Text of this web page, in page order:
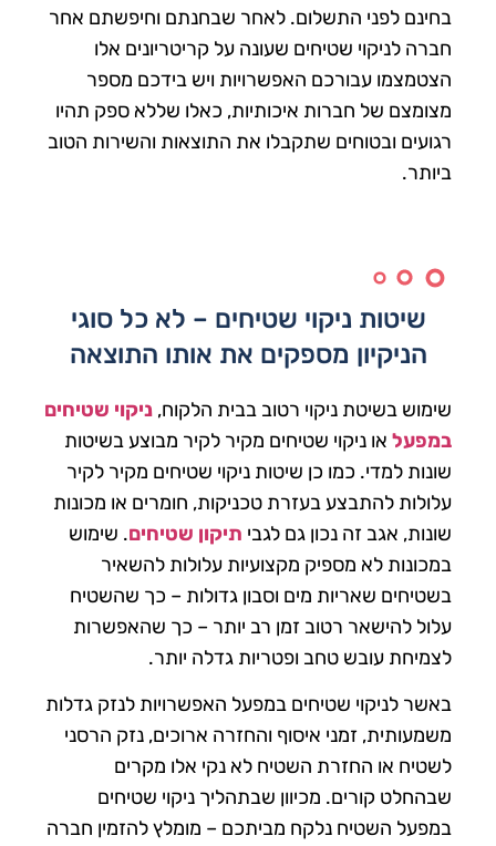
בחינם לפני התשלום. לאחר שבחנתם וחיפשתם אחר
חברה לניקוי שטיחים שעונה על קריטריונים אלו
הצטמצמו עבורכם האפשרויות ויש בידכם מספר
מצומצם של חברות איכותיות, כאלו שללא ספק תהיו
רגועים ובטוחים שתקבלו את התוצאות והשירות הטוב
ביותר.
שיטות ניקוי שטיחים – לא כל סוגי
הניקיון מספקים את אותו התוצאה
שימוש בשיטת ניקוי רטוב בבית הלקוח, ניקוי שטיחים
במפעל או ניקוי שטיחים מקיר לקיר מבוצע בשיטות
שונות למדי. כמו כן שיטות ניקוי שטיחים מקיר לקיר
עלולות להתבצע בעזרת טכניקות, חומרים או מכונות
שונות, אגב זה נכון גם לגבי תיקון שטיחים. שימוש
במכונות לא מספיק מקצועיות עלולות להשאיר
בשטיחים שאריות מים וסבון גדולות – כך שהשטיח
עלול להישאר רטוב זמן רב יותר – כך שהאפשרות
לצמיחת עובש טחב ופטריות גדלה יותר.
באשר לניקוי שטיחים במפעל האפשרויות לנזק גדלות
משמעותית, זמני איסוף והחזרה ארוכים, נזק הרסני
לשטיח או החזרת השטיח לא נקי אלו מקרים
שבהחלט קורים. מכיוון שבתהליך ניקוי שטיחים
במפעל השטיח נלקח מביתכם – מומלץ להזמין חברה